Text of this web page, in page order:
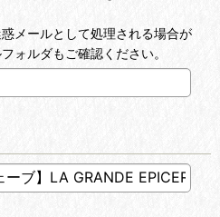
メールとして処理される場合が
ォルダもご確認ください。